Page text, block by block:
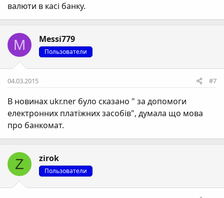
валюти в касі банку.
M Messi779
Пользователи
04.03.2015 #7
В новинах ukr.ner було сказано " за допомоги
електронних платіжних засобів", думала що мова
про банкомат.
Z zirok
Пользователи